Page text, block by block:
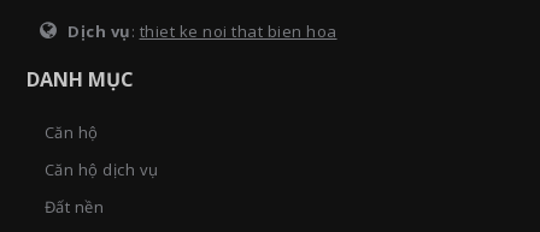
Dịch vụ: thiet ke noi that bien hoa
DANH MỤC
Căn hộ
Căn hộ dịch vụ
Đất nền